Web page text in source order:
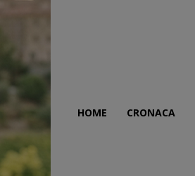
HOME CRONACA